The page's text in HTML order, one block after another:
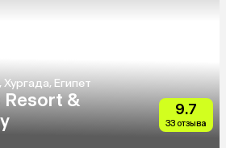
Египет
Resort &
9.7
33 отзыва